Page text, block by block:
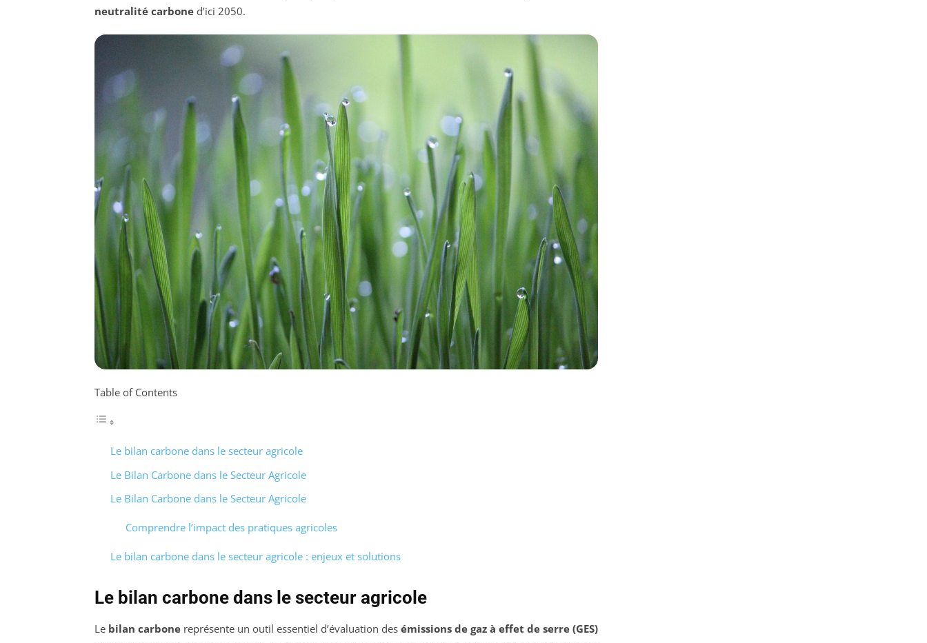
neutralité carbone d’ici 2050.
Table of Contents
Le bilan carbone dans le secteur agricole
Le Bilan Carbone dans le Secteur Agricole
Le Bilan Carbone dans le Secteur Agricole
Comprendre l’impact des pratiques agricoles
Le bilan carbone dans le secteur agricole : enjeux et solutions
Le bilan carbone dans le secteur agricole
Le bilan carbone représente un outil essentiel d’évaluation des émissions de gaz à effet de serre (GES)